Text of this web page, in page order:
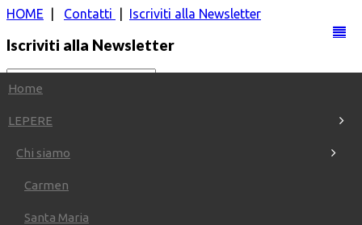
HOME Contatti Iscriviti alla Newsletter
Iscriviti alla Newsletter
Home
LEPERE
Chi siamo
Carmen
Santa Maria